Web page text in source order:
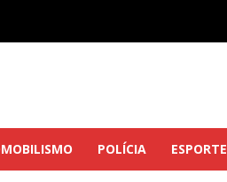
POLÍCIA ESPORTE